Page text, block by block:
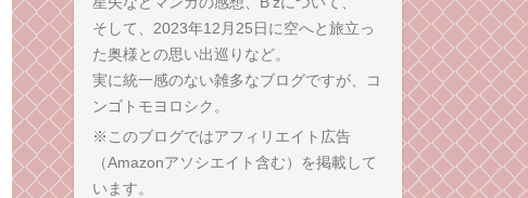
そして、2023年12月25日に空へと旅立っ
た奥様との思い出巡りなど。
実に統一感のない雑多なブログですが、コ
ンゴトモヨロシク。
※このブログではアフィリエイト広告
（Amazonアソシエイト含む）を掲載して
います。